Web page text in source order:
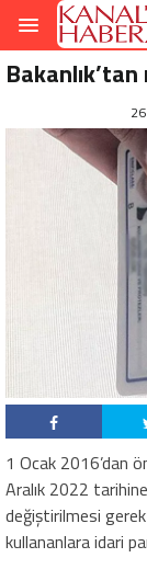
1 Ocak 2016’dan
Aralık 2022
değiştirilmesi
kullananlara idari